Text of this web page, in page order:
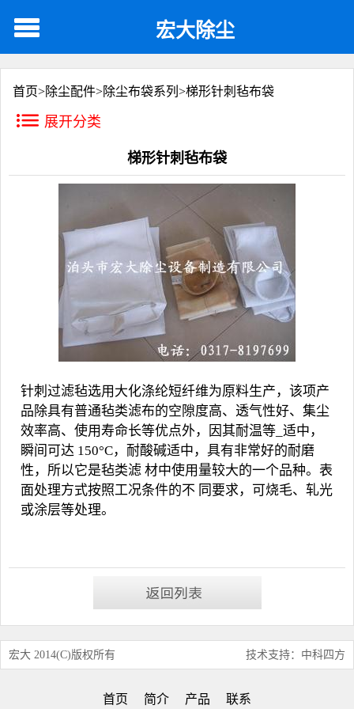
宏大除尘
首页>除尘配件>除尘布袋系列 >梯形针刺毡布袋
展开分类
梯形针刺毡布袋
针刺过滤毡选用大化涤纶短纤维为原料生产，该项产
品除具有普通毡类滤布的空隙度高、透气性好、集尘
效率高、使用寿命长等优点外，因其耐温等_适中，
瞬间可达 150°C，耐酸碱适中，具有非常好的耐磨
性，所以它是毡类滤 材中使用量较大的一个品种。表
面处理方式按照工况条件的不 同要求，可烧毛、轧光
或涂层等处理。
宏大 2014(C)版权所有 技术支持：中科四方
首页 简介 产品 联系